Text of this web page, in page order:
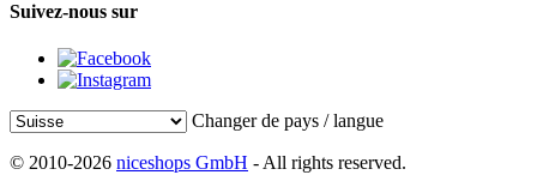
Suivez-nous sur
Changer de pays / langue
© 2010-2026 niceshops GmbH - All rights reserved.